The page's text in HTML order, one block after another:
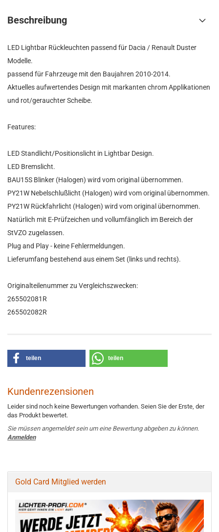
Beschreibung
LED Lightbar Rückleuchten passend für Dacia / Renault Duster
Modelle.
passend für Fahrzeuge mit den Baujahren 2010-2014.
Aktuelles aufwertendes Design mit markanten chrom Applikationen
und rot/gerauchter Scheibe.
Features:
LED Standlicht/Positionslicht in Lightbar Design.
LED Bremslicht.
BAU15S Blinker (Halogen) wird vom original übernommen.
PY21W Nebelschlußlicht (Halogen) wird vom original übernommen.
PY21W Rückfahrlicht (Halogen) wird vom original übernommen.
Natürlich mit E-Prüfzeichen und vollumfänglich im Bereich der
StVZO zugelassen.
Plug and Play - keine Fehlermeldungen.
Lieferumfang bestehend aus einem Set (links und rechts).
Originalteilenummer zu Vergleichszwecken:
265502081R
265502082R
teilen teilen
Kundenrezensionen
Leider sind noch keine Bewertungen vorhanden. Seien Sie der Erste, der
das Produkt bewertet.
Sie müssen angemeldet sein um eine Bewertung abgeben zu können.
Anmelden
Gold Card Mitglied werden